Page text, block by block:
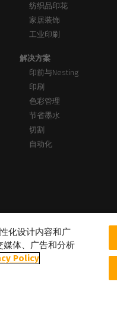
纺织品印花
家居装饰
工业印刷
解决方案
印前与Nesting
印刷
色彩管理
节省墨水
切割
自动化
化设计内容和广
媒体、广告和分析
Policy